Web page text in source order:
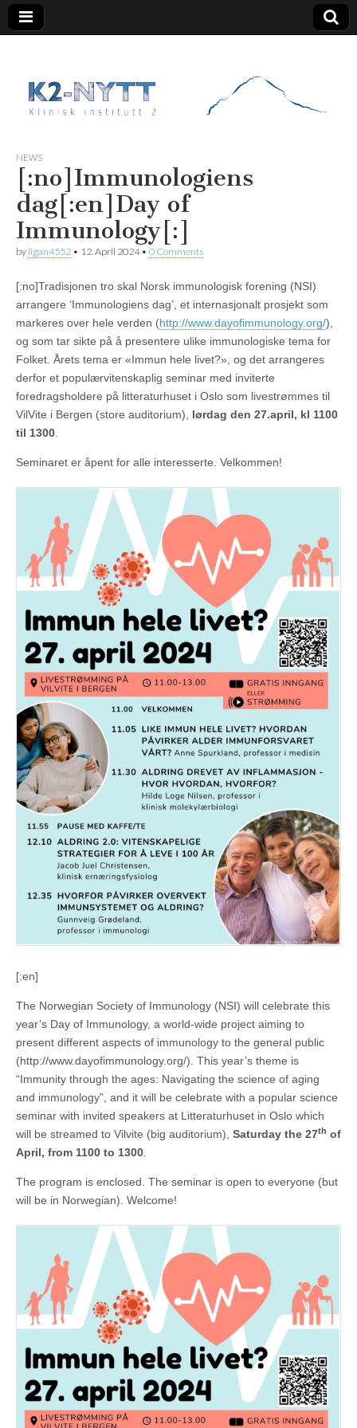
K2 Nytt
NEWS
[:no]Immunologiens
dag[:en]Day of
Immunology[:]
by ligan4552 • 12. April 2024• 0 Comments
[:no]Tradisjonen tro skal Norsk immunologisk forening (NSI)
arrangere ‘Immunologiens dag’, et internasjonalt prosjekt som
markeres over hele verden (http://www.dayofimmunology.org/),
og som tar sikte på å presentere ulike immunologiske tema for
Folket. Årets tema er «Immun hele livet?», og det arrangeres
derfor et populærvitenskaplig seminar med inviterte
foredragsholdere på litteraturhuset i Oslo som livestrømmes til
VilVite i Bergen (store auditorium), lørdag den 27.april, kl 1100
til 1300.
Seminaret er åpent for alle interesserte. Velkommen!
[:en]
The Norwegian Society of Immunology (NSI) will celebrate this
year’s Day of Immunology, a world-wide project aiming to
present different aspects of immunology to the general public
(http://www.dayofimmunology.org/). This year’s theme is
“Immunity through the ages: Navigating the science of aging
and immunology”, and it will be celebrate with a popular science
seminar with invited speakers at Litteraturhuset in Oslo which
will be streamed to Vilvite (big auditorium), Saturday the 27th of
April, from 1100 to 1300
The program is enclosed. The seminar is open to everyone (but
will be in Norwegian). Welcome!